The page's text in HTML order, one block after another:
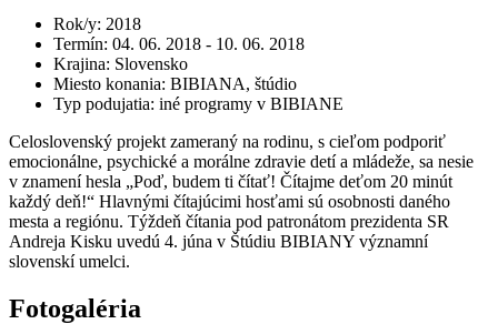
Rok/y: 2018
Termín: 04. 06. 2018 - 10. 06. 2018
Krajina: Slovensko
Miesto konania: BIBIANA, štúdio
Typ podujatia: iné programy v BIBIANE
Celoslovenský projekt zameraný na rodinu, s cieľom podporiť
emocionálne, psychické a morálne zdravie detí a mládeže, sa nesie
v znamení hesla „Poď, budem ti čítať! Čítajme deťom 20 minút
každý deň!“ Hlavnými čítajúcimi hosťami sú osobnosti daného
mesta a regiónu. Týždeň čítania pod patronátom prezidenta SR
Andreja Kisku uvedú 4. júna v Štúdiu BIBIANY významní
slovenskí umelci.
Fotogaléria